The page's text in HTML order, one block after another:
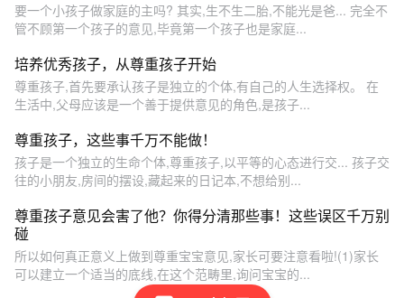
要一个小孩子做家庭的主吗? 其实,生不生二胎,不能光是爸... 完全不
管不顾第一个孩子的意见,毕竟第一个孩子也是家庭...
培养优秀孩子，从尊重孩子开始
尊重孩子,首先要承认孩子是独立的个体,有自己的人生选择权。 在
生活中,父母应该是一个善于提供意见的角色,是孩子...
尊重孩子，这些事千万不能做！
孩子是一个独立的生命个体,尊重孩子,以平等的心态进行交... 孩子交
往的小朋友,房间的摆设,藏起来的日记本,不想给别...
尊重孩子意见会害了他？你得分清那些事！这些误区千万别
碰
所以如何真正意义上做到尊重宝宝意见,家长可要注意看啦!(1)家长
可以建立一个适当的底线,在这个范畴里,询问宝宝的...